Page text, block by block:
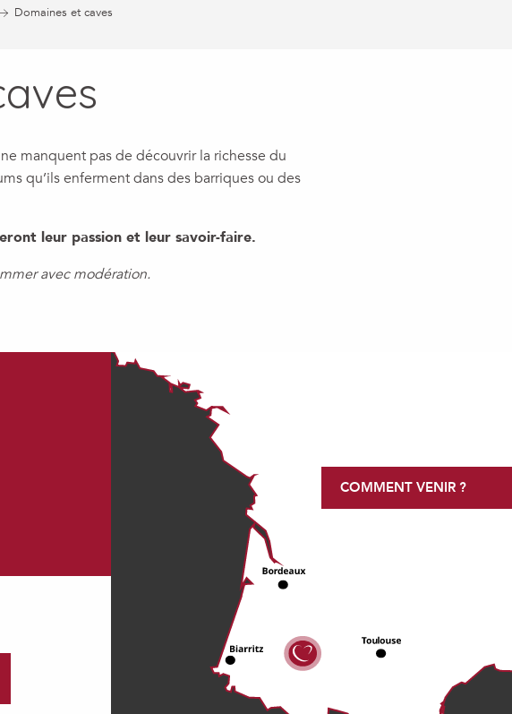
Domaines et caves
manquent pas de découvrir la richesse du
qu’ils enferment dans des barriques ou des
leur passion et leur savoir-faire.
avec modération.
COMMENT VENIR ?